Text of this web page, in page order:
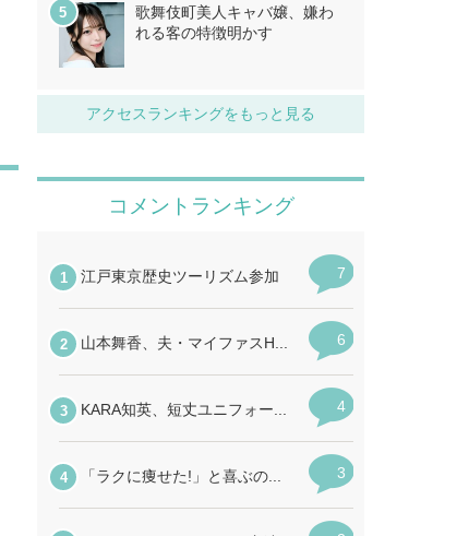
歌舞伎町美人キャバ嬢、嫌わ
れる客の特徴明かす
アクセスランキングをもっと見る